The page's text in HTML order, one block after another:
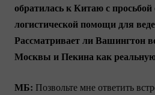
обратилась к Китаю с
логистической помощи для
Рассматривает ли Вашингтон
Москвы и Пекина как реальную
МБ: Позвольте мне ответить